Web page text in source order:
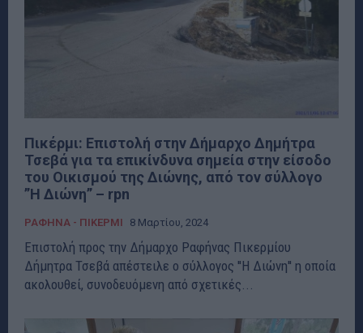
Πικέρμι: Eπιστολή στην Δήμαρχο Δημήτρα
Τσεβά για τα επικίνδυνα σημεία στην είσοδο
του Οικισμού της Διώνης, από τον σύλλογο
”Η Διώνη” – rpn
ΡΑΦΗΝΑ - ΠΙΚΕΡΜΙ 8 Μαρτίου, 2024
Επιστολή προς την Δήμαρχο Ραφήνας Πικερμίου
Δήμητρα Τσεβά απέστειλε ο σύλλογος ''Η Διώνη'' η οποία
ακολουθεί, συνοδευόμενη από σχετικές...